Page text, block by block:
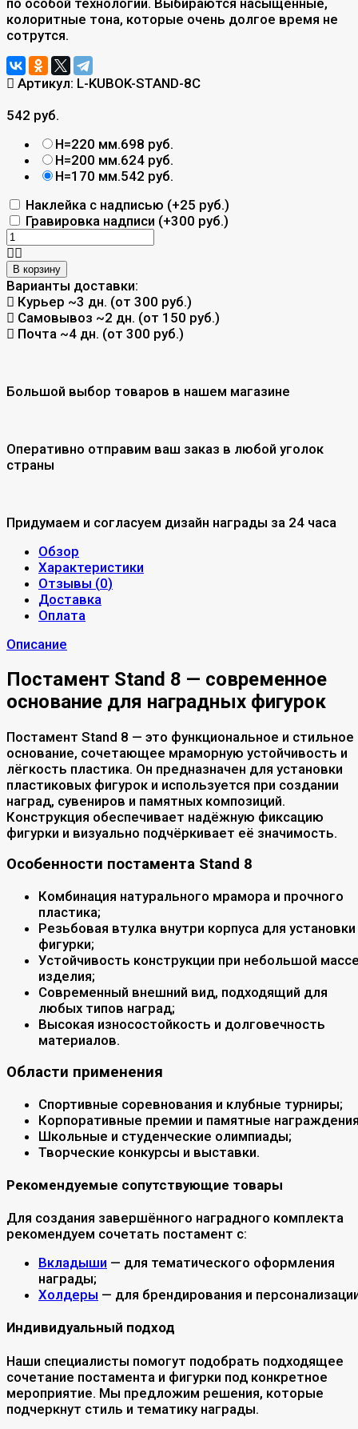
колоритные тона, которые очень долгое время не
сотрутся.
Артикул: L-KUBOK-STAND-8C
542 руб.
H=220 мм.698 руб.
H=200 мм.624 руб.
H=170 мм.542 руб.
Наклейка с надписью (+25 руб.)
Гравировка надписи (+300 руб.)
В корзину
Варианты доставки:
Курьер ~3 дн. (от 300 руб.)
Самовывоз ~2 дн. (от 150 руб.)
Почта ~4 дн. (от 300 руб.)
Большой выбор товаров в нашем магазине
Оперативно отправим ваш заказ в любой уголок
страны
Придумаем и согласуем дизайн награды за 24 часа
Обзор
Характеристики
Отзывы (0)
Доставка
Оплата
Описание
Постамент Stand 8 — современное
основание для наградных фигурок
Постамент Stand 8 — это функциональное и стильное
основание, сочетающее мраморную устойчивость и
лёгкость пластика. Он предназначен для установки
пластиковых фигурок и используется при создании
наград, сувениров и памятных композиций.
Конструкция обеспечивает надёжную фиксацию
фигурки и визуально подчёркивает её значимость.
Особенности постамента Stand 8
Комбинация натурального мрамора и прочного
пластика;
Резьбовая втулка внутри корпуса для установки
фигурки;
Устойчивость конструкции при небольшой
изделия;
Современный внешний вид, подходящий для
любых типов наград;
Высокая износостойкость и долговечность
материалов.
Области применения
Спортивные соревнования и клубные турниры;
Корпоративные премии и памятные
Школьные и студенческие олимпиады;
Творческие конкурсы и выставки.
Рекомендуемые сопутствующие товары
Для создания завершённого наградного комплекта
рекомендуем сочетать постамент с:
Вкладыши — для тематического оформления
награды;
Холдеры — для брендирования и
Индивидуальный подход
Наши специалисты помогут подобрать подходящее
сочетание постамента и фигурки под конкретное
мероприятие. Мы предложим решения, которые
подчеркнут стиль и тематику награды.